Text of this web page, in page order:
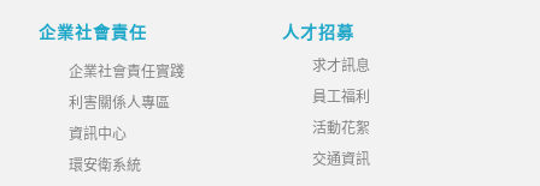
企業社會責任
企業社會責任實踐
利害關係人專區
資訊中心
環安衛系統
人才招募
求才訊息
員工福利
活動花絮
交通資訊